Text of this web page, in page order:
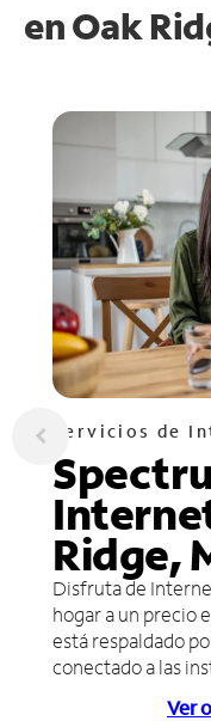
enOak
Servicios de
Ridge,
Disfruta de
hogar a un precio
está respaldado
conectado a las
Ver